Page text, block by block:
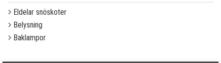
Eldelar snöskoter
Belysning
Baklampor